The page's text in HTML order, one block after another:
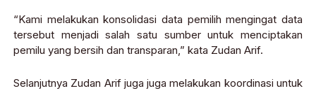
“Kami melakukan konsolidasi data pemilih mengingat data
tersebut menjadi salah satu sumber untuk menciptakan
pemilu yang bersih dan transparan,” kata Zudan Arif.
Selanjutnya Zudan Arif juga juga melakukan koordinasi untuk